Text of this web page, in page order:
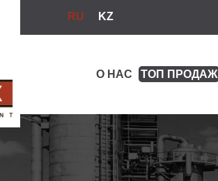
RU KZ
О НАС ТОП ПРОДАЖ